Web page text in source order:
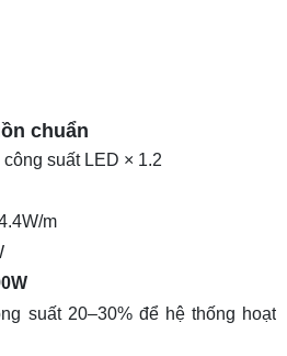
chuẩn
suất LED × 1.2
m
suất 20–30% để hệ thống hoạt